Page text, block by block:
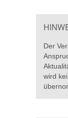
Der
wird